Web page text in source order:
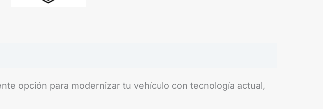
opción para modernizar tu vehículo con tecnología actual,